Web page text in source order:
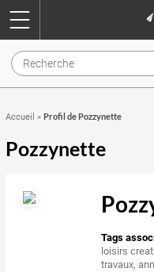
Accueil » Profil de Pozzynette
Pozzynette
Tags
loisirs
travaux,